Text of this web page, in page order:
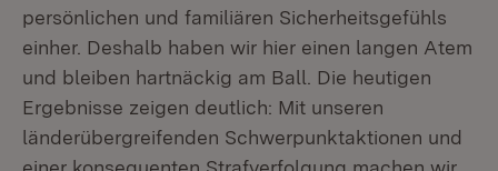
persönlichen und familiären Sicherheitsgefühls
einher. Deshalb haben wir hier einen langen Atem
und bleiben hartnäckig am Ball. Die heutigen
Ergebnisse zeigen deutlich: Mit unseren
länderübergreifenden Schwerpunktaktionen und